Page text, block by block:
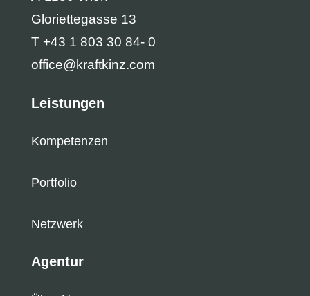
Gloriettegasse 13
T +43 1 803 30 84- 0
office@kraftkinz.com
Leistungen
Kompetenzen
Portfolio
Netzwerk
Agentur